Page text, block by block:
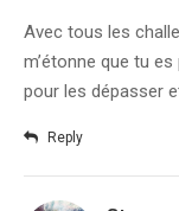
Avec tous les
m’étonne que tu
pour les dépasser
Reply